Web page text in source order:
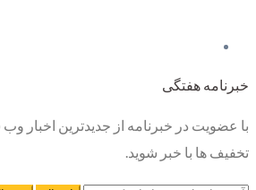
خبرنامه هفتگی
با عضویت در خبرنامه از جدیدترین اخبار
تخفیف ها با خبر شوید.